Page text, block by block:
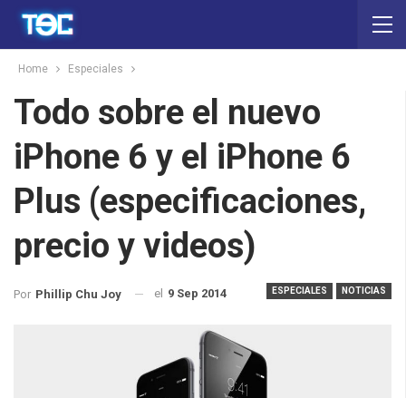
Home Especiales
Todo sobre el nuevo
iPhone 6 y el iPhone 6
Plus (especificaciones,
precio y videos)
ESPECIALES NOTICIAS
Por Phillip Chu Joy el 9 Sep 2014